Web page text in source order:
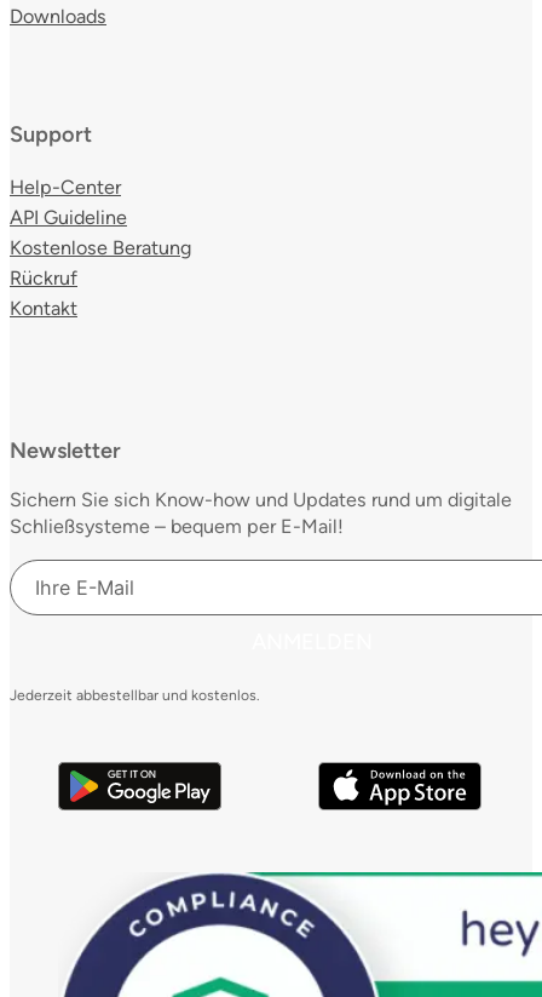
Downloads
Support
Help-Center
API Guideline
Kostenlose Beratung
Rückruf
Kontakt
Newsletter
Sichern Sie sich Know-how und Updates rund um digitale
Schließsysteme – bequem per E-Mail!
Jederzeit abbestellbar und kostenlos.